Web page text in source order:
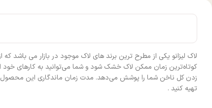
لاک لیزانو یکی از مطرح ترین برند های لاک موجود در بازار می
کوتاه‌ترین زمان ممکن لاک خشک شود و شما می‌توانید به کارهای
زدن کل ناخن شما را پوشش می‌دهد. مدت زمان ماندگاری این محصول
تهیه کنید .